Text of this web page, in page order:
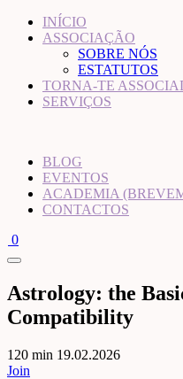
INÍCIO
ASSOCIAÇÃO
SOBRE NÓS
ESTATUTOS
TORNA-TE
SERVIÇOS
BLOG
EVENTOS
ACADEMIA
CONTACTOS
0
Astrology: the
Compatibility
120 min 19.02.2026
Join